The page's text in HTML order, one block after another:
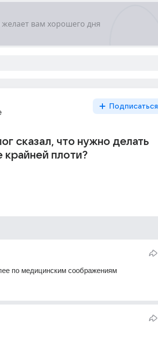
Подписаться
сказал, что нужно делать
крайней плоти?
по медицинским соображениям